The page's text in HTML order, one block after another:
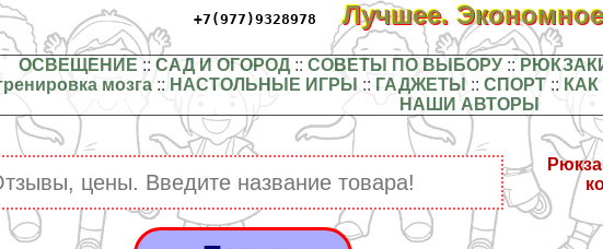
+7(977)9328978 Лучшее.
ОСВЕЩЕНИЕ :: САД И ОГОРОД:: СОВЕТЫ ПО ВЫБОРУ::
мозга :: НАСТОЛЬНЫЕ ИГРЫ :: ГАДЖЕТЫ ::СПОРТ ::
НАШИ АВТОРЫ